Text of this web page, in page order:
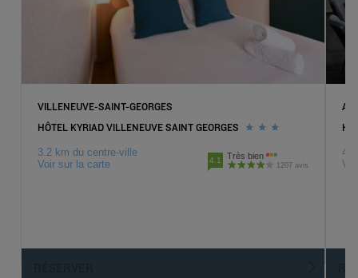
VILLENEUVE-SAINT-GEORGES
HÔTEL KYRIAD VILLENEUVE SAINT GEORGES
3.2 km du centre-ville
Voir sur la carte
4.1 Très bien
1207 avis